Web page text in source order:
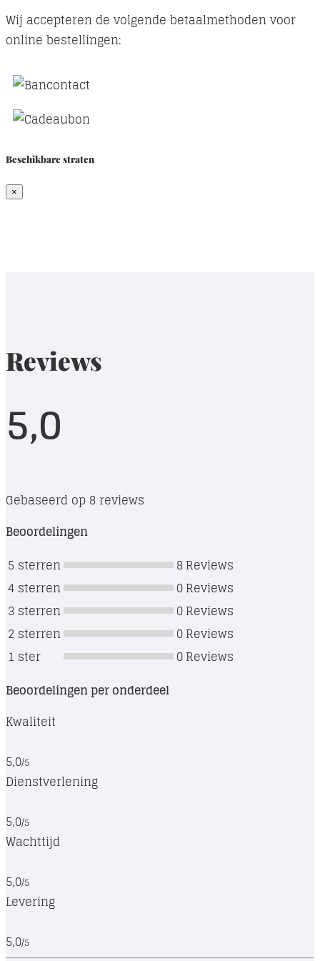
Wij accepteren de volgende betaalmethoden voor
online bestellingen:
Beschikbare straten
×
Reviews
5,0
Gebaseerd op 8 reviews
Beoordelingen
5 sterren
8Reviews
4 sterren
0Reviews
3 sterren
0Reviews
2 sterren
0Reviews
1 ster
0Reviews
Beoordelingen per onderdeel
Kwaliteit
5,0/5
Dienstverlening
5,0/5
Wachttijd
5,0/5
Levering
5,0/5